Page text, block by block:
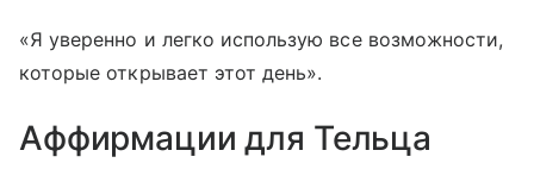
«Я уверенно и легко использую все возможности,
которые открывает этот день».
Аффирмации для Тельца